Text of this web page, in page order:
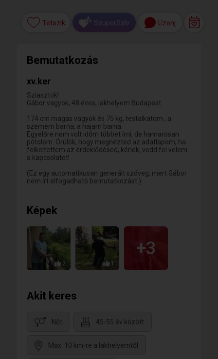
Tetszik SzuperSzív Üzenj
Bemutatkozás
xv.ker
Sziasztok!
Gábor vagyok, 48 éves, lakhelyem Budapest.
174 cm magas vagyok és 75 kg, testalkatom , a
szemem barna, a hajam barna.
Egyelőre nem volt időm többet írni, de hamarosan
pótolom. Örülök, hogy megnézted az adatlapom; ha
felkeltettem az érdeklődésed, kérlek, vedd fel velem
a kapcsolatot!
(Ez egy automatikusan generált szöveg, mert Gábor
nem írt elfogadható bemutatkozást.)
Képek
2 1
+3
Akit keres
Nőt 45-55 év között
Max. 10 km-re a lakhelyemtől